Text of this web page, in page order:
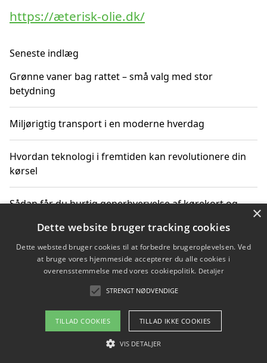
https://æterisk-olie.dk/
Seneste indlæg
Grønne vaner bag rattet – små valg med stor
betydning
Miljørigtig transport i en moderne hverdag
Hvordan teknologi i fremtiden kan revolutionere din
kørsel
Sådan får du hurtig generhvervelse af kørekort og
Sådan lærer du miljørigtig kørsel hos en køreskole i
Gentofte
Copyright 2026 - Pilanto Aps
Om / kontakt
×
Dette website bruger tracking cookies
Dette websted bruger cookies til at forbedre brugeroplevelsen. Ved
at bruge vores hjemmeside accepterer du alle cookies i
overensstemmelse med vores cookiepolitik. Detaljer
STRENGT NØDVENDIGE
TILLAD COOKIES TILLAD IKKE COOKIES
VIS DETALJER